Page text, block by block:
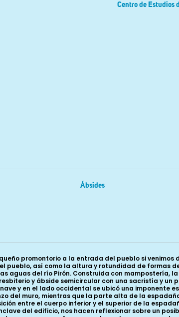
Centro de Estudios
Ábsides
promontorio a la entrada del pueblo si venimos
pueblo, así como la altura y rotundidad de formas
aguas del río Pirón. Construida con mampostería,
y ábside semicircular con una sacristía y un
y en el lado occidental se ubicó una imponente
del muro, mientras que la parte alta de la
entre el cuerpo inferior y el superior de la
del edificio, nos hacen reflexionar sobre un